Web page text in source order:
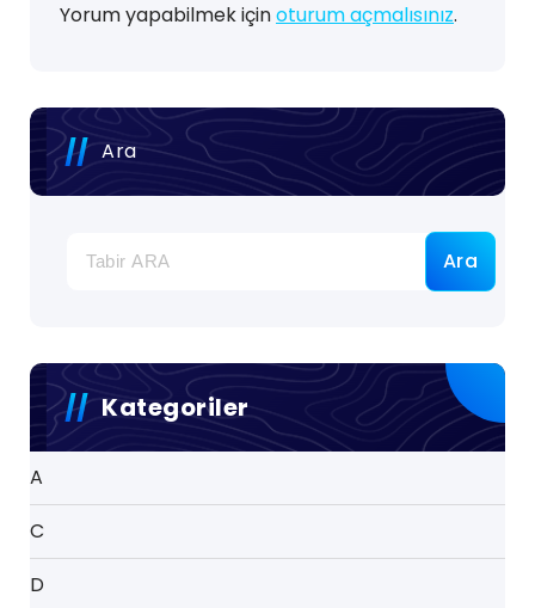
Yorum yapabilmek içinoturum açmalısınız.
Ara
Ara
Kategoriler
A
C
D